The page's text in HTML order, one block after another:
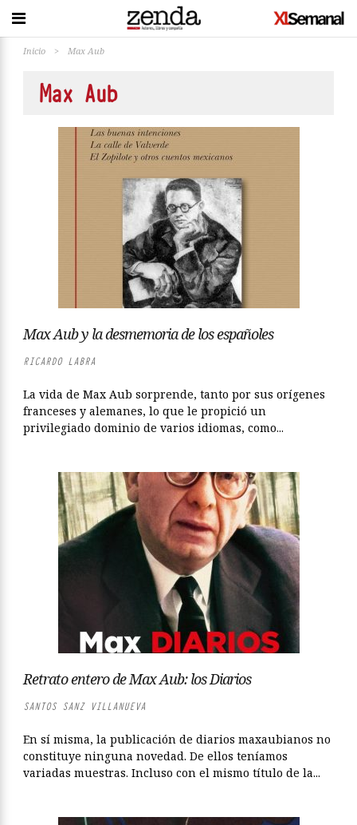
Inicio > Max Aub
Max Aub
Max Aub y la desmemoria de los españoles
RICARDO LABRA
La vida de Max Aub sorprende, tanto por sus orígenes
franceses y alemanes, lo que le propició un
privilegiado dominio de varios idiomas, como...
Retrato entero de Max Aub: los Diarios
SANTOS SANZ VILLANUEVA
En sí misma, la publicación de diarios maxaubianos no
constituye ninguna novedad. De ellos teníamos
variadas muestras. Incluso con el mismo título de la...